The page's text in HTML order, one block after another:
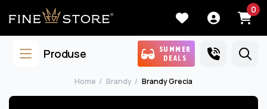
0
Produse
SUMMER
DEALS
Home Brandy Brandy Grecia